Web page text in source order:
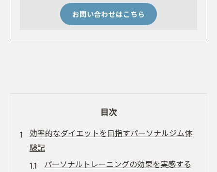
お問い合わせはこちら
目次
効率的なダイエットを目指すパーソナルジム体
験記
パーソナルトレーニングの効果を実感する